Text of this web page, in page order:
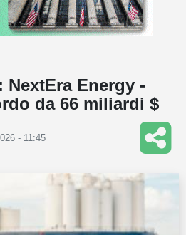
Energy -
da 66 miliardi $
- 11:45